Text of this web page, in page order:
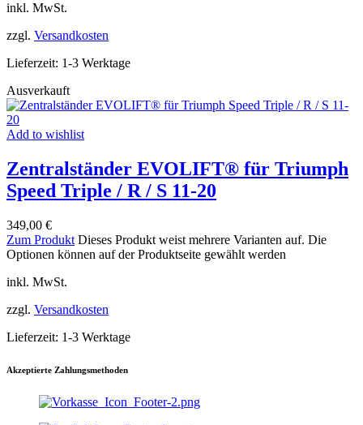
inkl. MwSt.
zzgl. Versandkosten
Lieferzeit: 1-3 Werktage
Ausverkauft
Add to wishlist
Zentralständer EVOLIFT® für Triumph
Speed Triple / R / S 11-20
349,00 €
Zum Produkt Dieses Produkt weist mehrere Varianten auf. Die
Optionen können auf der Produktseite gewählt werden
inkl. MwSt.
zzgl. Versandkosten
Lieferzeit: 1-3 Werktage
Akzeptierte Zahlungsmethoden